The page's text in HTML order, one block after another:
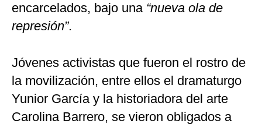
encarcelados, bajo una“nueva ola de
represión”.
Jóvenes activistas que fueron el rostro de
la movilización, entre ellos el dramaturgo
Yunior García y la historiadora del arte
Carolina Barrero, se vieron obligados a